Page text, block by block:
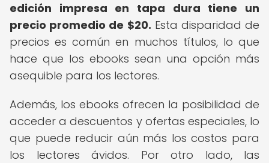
edición impresa en tapa dura tiene un
precio promedio de $20. Esta disparidad de
precios es común en muchos títulos, lo que
hace que los ebooks sean una opción más
asequible para los lectores.
Además, los ebooks ofrecen la posibilidad de
acceder a descuentos y ofertas especiales, lo
que puede reducir aún más los costos para
los lectores ávidos. Por otro lado, las